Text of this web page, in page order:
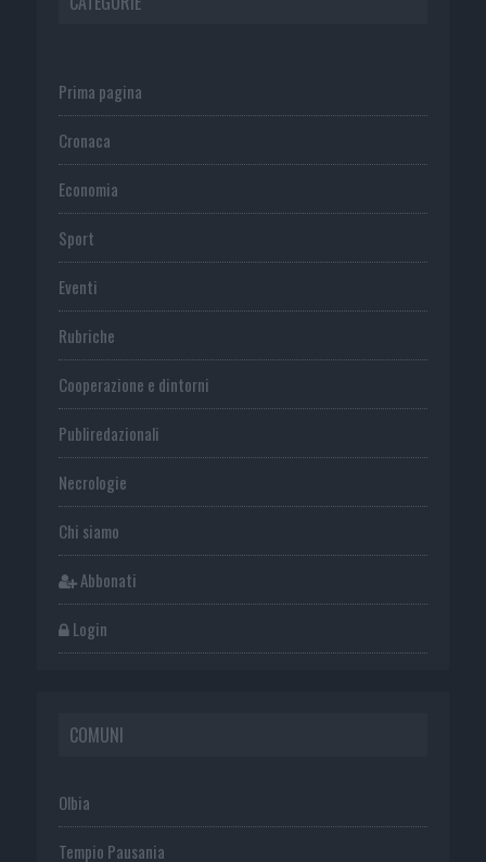
Prima pagina
Cronaca
Economia
Sport
Eventi
Rubriche
Cooperazione e dintorni
Publiredazionali
Necrologie
Chi siamo
Abbonati
Login
COMUNI
Olbia
Tempio Pausania